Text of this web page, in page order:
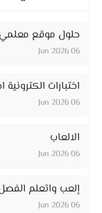
حلول موقع معلمي
06 Jun 2026
اختبارات
06 Jun 2026
الالعاب
06 Jun 2026
إلعب واتعلم
06 Jun 2026